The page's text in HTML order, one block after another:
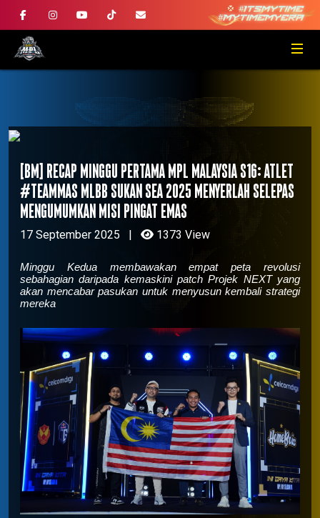
[BM] Recap Minggu Pertama MPL Malaysia S16: Atlet
#TeamMAS MLBB Sukan SEA 2025 menyerlah selepas
mengumumkan misi pingat emas
17 September 2025 | 1373 View
Minggu Kedua membawakan empat peta revolusi
sebahagian daripada kemaskini patch Projek NEXT yang
akan mencabar pasukan untuk menyusun kembali strategi
mereka